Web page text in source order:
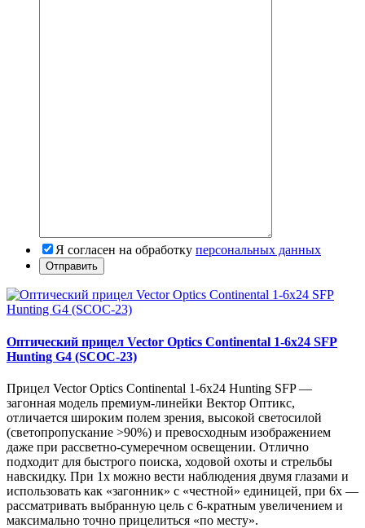
Я согласен на обработку персональных данных
Оптический прицел Vector Optics Continental 1-6x24 SFP
Hunting G4 (SCOC-23)
Прицел Vector Optics Continental 1-6x24 Hunting SFP —
загонная модель премиум-линейки Вектор Оптикс,
отличается широким полем зрения, высокой светосилой
(светопропускание >90%) и превосходным изображением
даже при рассветно-сумеречном освещении. Отлично
подходит для быстрого поиска, ходовой охоты и стрельбы
навскидку. При 1x можно вести наблюдения двумя глазами и
использовать как «загонник» с «честной» единицей, при 6x —
рассматривать выбранную цель с 6-кратным увеличением и
максимально точно прицелиться «по месту».